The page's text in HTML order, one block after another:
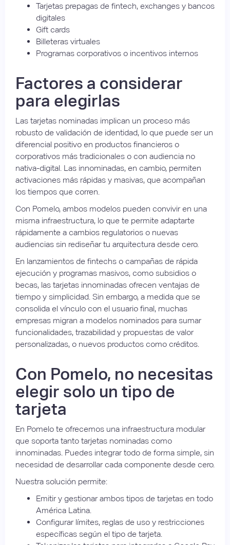
Tarjetas prepagas de fintech, exchanges y bancos
digitales
Gift cards
Billeteras virtuales
Programas corporativos o incentivos internos
Factores a considerar
para elegirlas
Las tarjetas nominadas implican un proceso más
robusto de validación de identidad, lo que puede ser un
diferencial positivo en productos financieros o
corporativos más tradicionales o con audiencia no
nativa-digital. Las innominadas, en cambio, permiten
activaciones más rápidas y masivas, que acompañan
los tiempos que corren.
Con Pomelo, ambos modelos pueden convivir en una
misma infraestructura, lo que te permite adaptarte
rápidamente a cambios regulatorios o nuevas
audiencias sin rediseñar tu arquitectura desde cero.
En lanzamientos de fintechs o campañas de rápida
ejecución y programas masivos, como subsidios o
becas, las tarjetas innominadas ofrecen ventajas de
tiempo y simplicidad. Sin embargo, a medida que se
consolida el vínculo con el usuario final, muchas
empresas migran a modelos nominados para sumar
funcionalidades, trazabilidad y propuestas de valor
personalizadas, o nuevos productos como créditos.
Con Pomelo, no necesitas
elegir solo un tipo de
tarjeta
En Pomelo te ofrecemos una infraestructura modular
que soporta tanto tarjetas nominadas como
innominadas. Puedes integrar todo de forma simple, sin
necesidad de desarrollar cada componente desde cero.
Nuestra solución permite:
Emitir y gestionar ambos tipos de tarjetas en todo
América Latina.
Configurar límites, reglas de uso y restricciones
específicas según el tipo de tarjeta.